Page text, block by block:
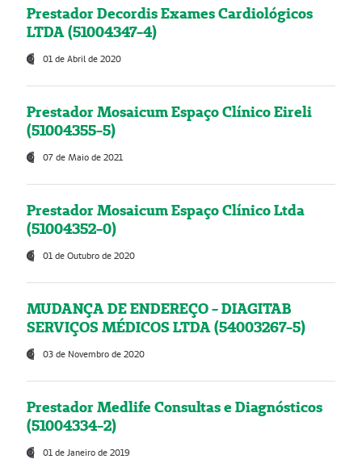
Prestador Decordis Exames Cardiológicos
LTDA (51004347-4)
01 de Abril de 2020
Prestador Mosaicum Espaço Clínico Eireli
(51004355-5)
07 de Maio de 2021
Prestador Mosaicum Espaço Clínico Ltda
(51004352-0)
01 de Outubro de 2020
MUDANÇA DE ENDEREÇO - DIAGITAB
SERVIÇOS MÉDICOS LTDA (54003267-5)
03 de Novembro de 2020
Prestador Medlife Consultas e Diagnósticos
(51004334-2)
01 de Janeiro de 2019